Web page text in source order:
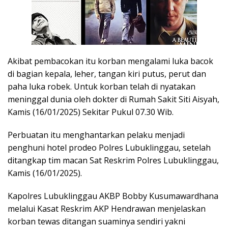
Akibat pembacokan itu korban mengalami luka bacok
di bagian kepala, leher, tangan kiri putus, perut dan
paha luka robek. Untuk korban telah di nyatakan
meninggal dunia oleh dokter di Rumah Sakit Siti Aisyah,
Kamis (16/01/2025) Sekitar Pukul 07.30 Wib.
Perbuatan itu menghantarkan pelaku menjadi
penghuni hotel prodeo Polres Lubuklinggau, setelah
ditangkap tim macan Sat Reskrim Polres Lubuklinggau,
Kamis (16/01/2025).
Kapolres Lubuklinggau AKBP Bobby Kusumawardhana
melalui Kasat Reskrim AKP Hendrawan menjelaskan
korban tewas ditangan suaminya sendiri yakni